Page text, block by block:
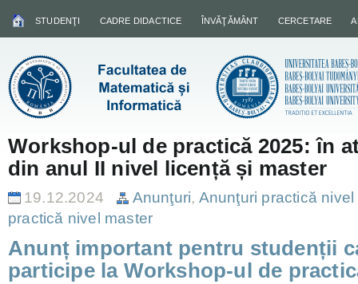
STUDENŢI CADRE DIDACTICE ÎNVĂŢĂMÂNT CERCETARE
Workshop-ul de practică 2025: în
din anul II nivel licență și master
19.12.2024 Anunţuri, Anunţuri practică
practică nivel master
Anunț important pentru studenții
participe la Workshop-ul de